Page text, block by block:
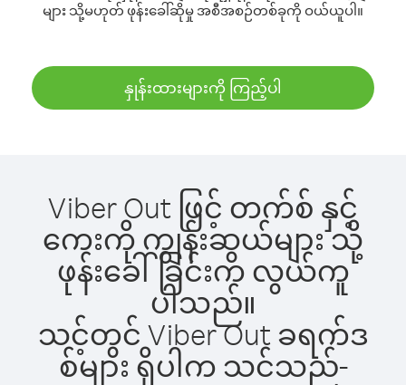
များ သို့မဟုတ် ဖုန်းခေါ်ဆိုမှု အစီအစဉ်တစ်ခုကို ဝယ်ယူပါ။
နှုန်းထားများကို ကြည့်ပါ
Viber Out ဖြင့် တက်စ် နှင့်
ကေးကို ကျွန်းဆွယ်များ သို့
ဖုန်းခေါ်ခြင်းက လွယ်ကူ
ပါသည်။
သင့်တွင် Viber Out ခရက်ဒ
စ်များ ရှိပါက သင်သည်-